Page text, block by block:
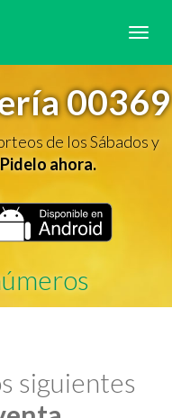
00369
de los Sábados y
Pidelo ahora.
siguientes